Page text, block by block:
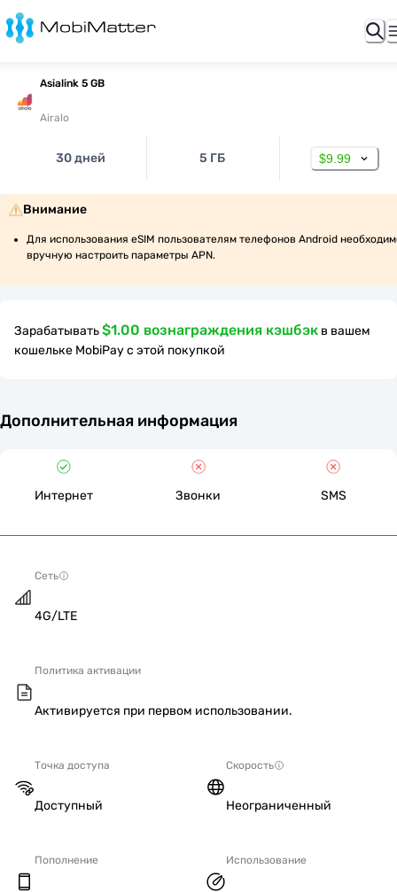
Asialink 5 GB
Airalo
30 дней 5 ГБ $9.99
Внимание
Для использования eSIM пользователям телефонов Android
вручную настроить параметры APN.
Зарабатывать$1.00 вознаграждения кэшбэк в вашем
кошельке MobiPay с этой покупкой
Дополнительная информация
Интернет Звонки SMS
Сеть
4G/LTE
Политика активации
Активируется при первом использовании.
Точка доступа
Доступный
Скорость
Неограниченный
Пополнение Использование